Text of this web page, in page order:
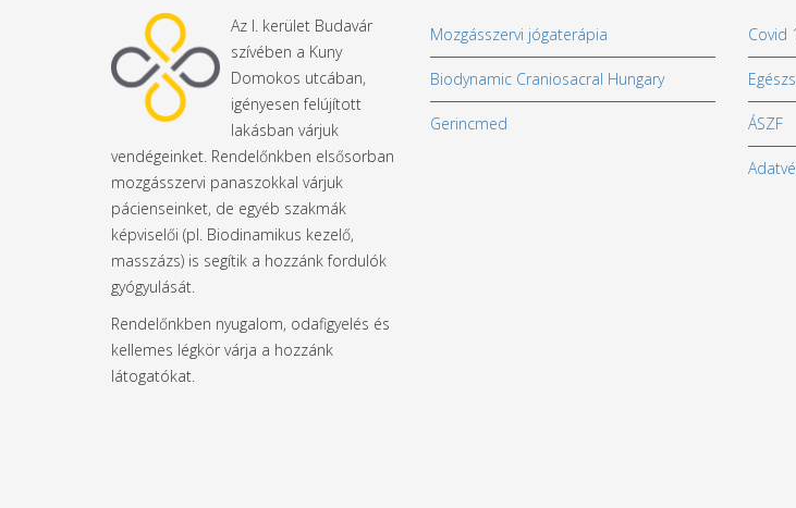
Az I. kerület Budavár
szívében a Kuny
Domokos utcában,
igényesen felújított
lakásban várjuk
vendégeinket. Rendelőnkben elsősorban
mozgásszervi panaszokkal várjuk
pácienseinket, de egyéb szakmák
képviselői (pl. Biodinamikus kezelő,
masszázs) is segítik a hozzánk fordulók
gyógyulását.
Rendelőnkben nyugalom, odafigyelés és
kellemes légkör várja a hozzánk
látogatókat.
Mozgásszervi jógaterápia
Biodynamic Craniosacral Hungary
Gerincmed
Covid
ÁSZF